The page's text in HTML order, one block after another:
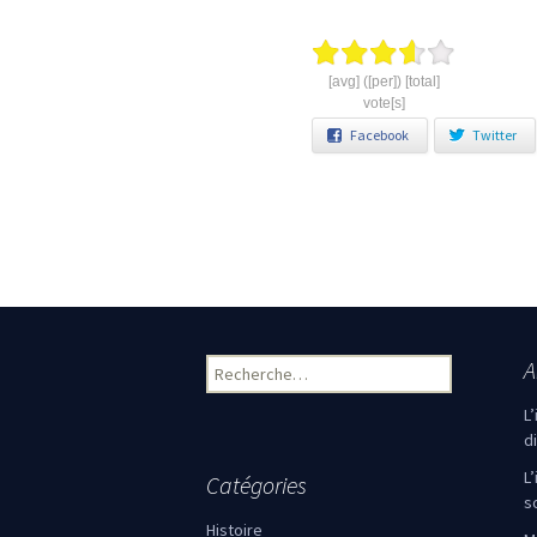
[avg] ([per]) [total]
vote[s]
Facebook Twitter
Navigation des articles
Rechercher :
Catégories
Histoire